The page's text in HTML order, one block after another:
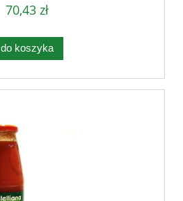
70,43 zł
do koszyka